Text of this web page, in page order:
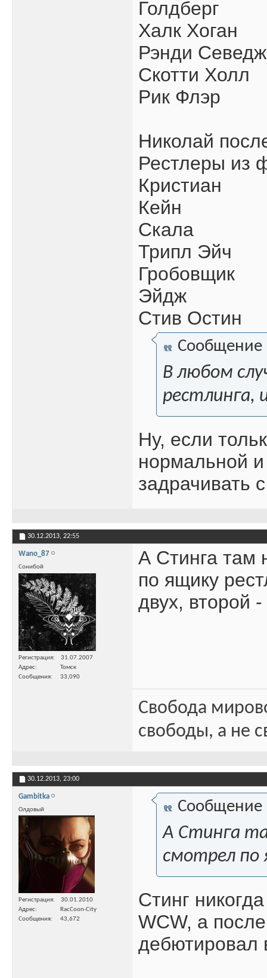
Голдберг
Халк Хоган
Рэнди Севедж
Скотти Холл
Рик Флэр
Николай
Рестлеры из
Кристиан
Кейн
Скала
Трипл Эйч
Гробовщик
Эйдж
Стив Остин
Сообщение
В любом
рестлинга,
Ну, если
нормальной
задрачивать
30.12.2013, 22:55
Wano_87
Сонибой
Регистрация
31.07.2007
Адрес
Томск
Сообщения
33,090
А Стинга там
по ящику
двух, второй
Свобода
свободы, а не
30.12.2013, 23:00
Gambitka
Олдовый
Регистрация
30.01.2010
Адрес
RacCoon-City
Сообщения
43,672
Сообщение
А Стинга
смотрел по
Стинг
WCW, а
дебютировал